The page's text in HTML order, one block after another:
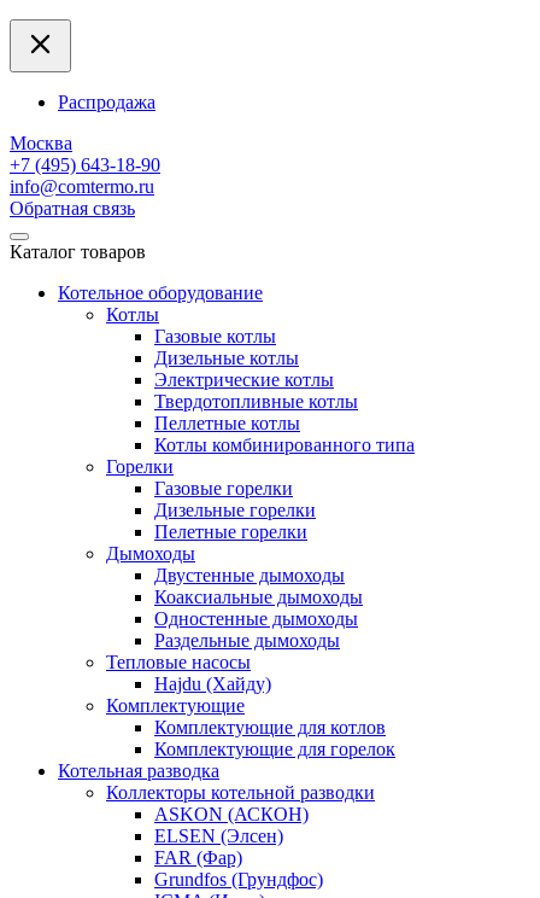
Распродажа
Москва
+7 (495) 643-18-90
info@comtermo.ru
Обратная связь
Каталог товаров
Котельное оборудование
Котлы
Газовые котлы
Дизельные котлы
Электрические котлы
Твердотопливные котлы
Пеллетные котлы
Котлы комбинированного типа
Горелки
Газовые горелки
Дизельные горелки
Пелетные горелки
Дымоходы
Двустенные дымоходы
Коаксиальные дымоходы
Одностенные дымоходы
Раздельные дымоходы
Тепловые насосы
Hajdu (Хайду)
Комплектующие
Комплектующие для котлов
Комплектующие для горелок
Котельная разводка
Коллекторы котельной разводки
ASKON (АСКОН)
ELSEN (Элсен)
FAR (Фар)
Grundfos (Грундфос)